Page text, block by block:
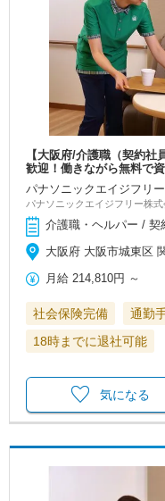
【大阪府/介護職（契約
歓迎！働きながら無料で
パナソニックエイジフリ
パナソニックエイジフリー株式
介護職・ヘルパー / 契
大阪府 大阪市城東区
月給 214,810円 ～
社会保険完備 通勤
18時までに退社可能
気になる